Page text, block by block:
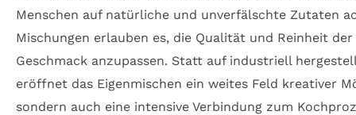
Menschen auf natürliche und unverfälschte Zutaten
Mischungen erlauben es, die Qualität und Reinheit
Geschmack anzupassen. Statt auf industriell
eröffnet das Eigenmischen ein weites Feld kreativer
sondern auch eine intensive Verbindung zum